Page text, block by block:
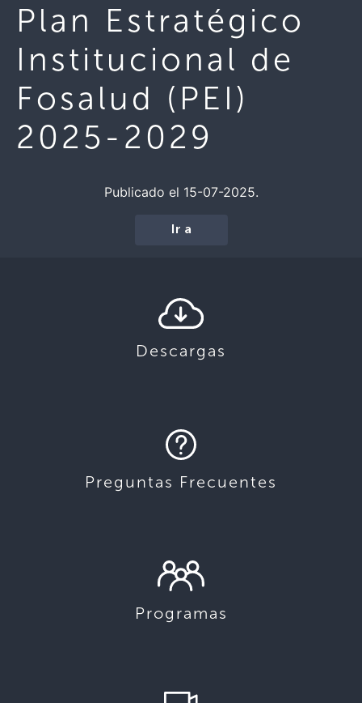
Plan Estratégico
Institucional de
Fosalud (PEI)
2025-2029
Publicado el 15-07-2025.
Ir a
Descargas
Preguntas Frecuentes
Programas